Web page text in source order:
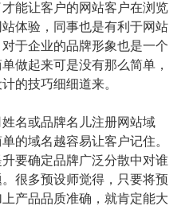
能让客户的网站客户在浏览
体验，同事也是有利于网站
于企业的品牌形象也是一个
做起来可是没有那么简单，
的技巧细细道来。
名或品牌名儿注册网站域
的域名越容易让客户记住。
要确定品牌广泛分散中对谁
很多预设师觉得，只要将预
产品品质准确，就肯定能大